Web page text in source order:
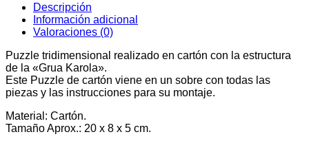
Descripción
Información adicional
Valoraciones (0)
Puzzle tridimensional realizado en cartón con la estructura
de la «Grua Karola».
Este Puzzle de cartón viene en un sobre con todas las
piezas y las instrucciones para su montaje.
Material: Cartón.
Tamaño Aprox.: 20 x 8 x 5 cm.